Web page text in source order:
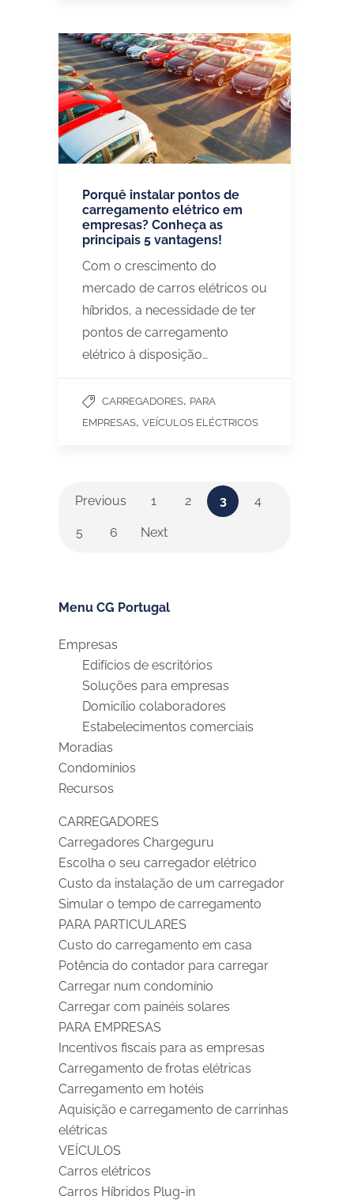
Porquê instalar pontos de
carregamento elétrico em
empresas? Conheça as
principais 5 vantagens!
Com o crescimento do
mercado de carros elétricos ou
híbridos, a necessidade de ter
pontos de carregamento
elétrico à disposição…
CARREGADORES, PARA
EMPRESAS, VEÍCULOS ELÉCTRICOS
Previous 1 2 3 4
5 6 Next
Menu CG Portugal
Empresas
Edifícios de escritórios
Soluções para empresas
Domicílio colaboradores
Estabelecimentos comerciais
Moradias
Condomínios
Recursos
CARREGADORES
Carregadores Chargeguru
Escolha o seu carregador elétrico
Custo da instalação de um carregador
Simular o tempo de carregamento
PARA PARTICULARES
Custo do carregamento em casa
Potência do contador para carregar
Carregar num condomínio
Carregar com painéis solares
PARA EMPRESAS
Incentivos fiscais para as empresas
Carregamento de frotas elétricas
Carregamento em hotéis
Aquisição e carregamento de carrinhas
elétricas
VEÍCULOS
Carros elétricos
Carros Híbridos Plug-in